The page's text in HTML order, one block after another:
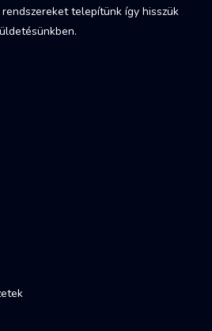
telepítünk így hisszük